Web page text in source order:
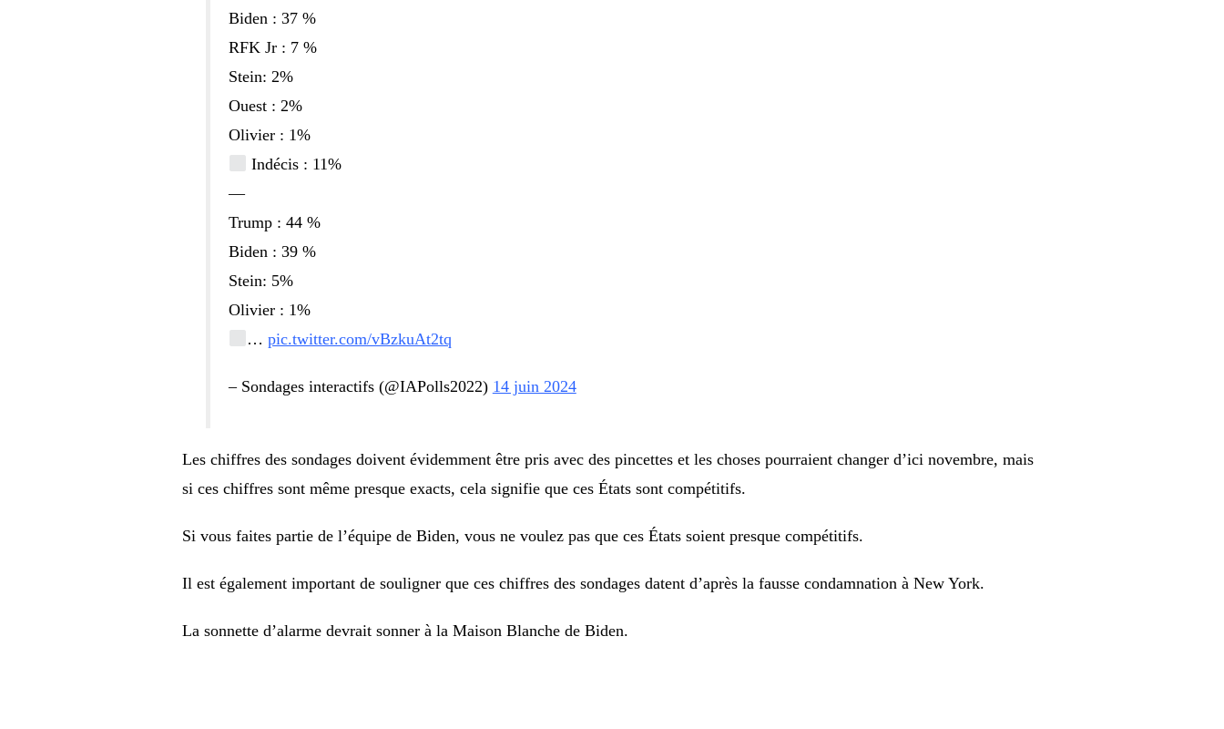
Biden : 37 %
RFK Jr : 7 %
Stein: 2%
Ouest : 2%
Olivier : 1%
Indécis : 11%
—
Trump : 44 %
Biden : 39 %
Stein: 5%
Olivier : 1%
…pic.twitter.com/vBzkuAt2tq
– Sondages interactifs (@IAPolls2022) 14 juin 2024
Les chiffres des sondages doivent évidemment être pris avec des pincettes et les choses pourraient changer d’ici novembre, mais
si ces chiffres sont même presque exacts, cela signifie que ces États sont compétitifs.
Si vous faites partie de l’équipe de Biden, vous ne voulez pas que ces États soient presque compétitifs.
Il est également important de souligner que ces chiffres des sondages datent d’après la fausse condamnation à New York.
La sonnette d’alarme devrait sonner à la Maison Blanche de Biden.